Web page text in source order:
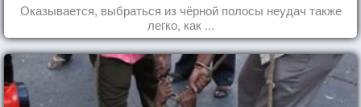
Оказывается, выбраться из чёрной полосы неудач также
легко, как ...